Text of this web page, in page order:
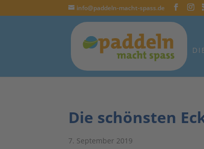
info@paddeln-macht-spass.de
Die schönsten
7. September 2019